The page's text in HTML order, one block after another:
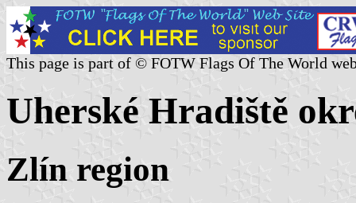
This page is part of © FOTW Flags Of The World
Uherské Hradiště
Zlín region